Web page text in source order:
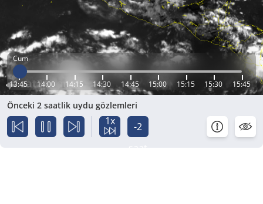
Cum
13:45 14:00 14:15 14:30 14:45 15:00 15:15 15:30 15:45
Önceki 2 saatlik uydu gözlemleri
1x
-2